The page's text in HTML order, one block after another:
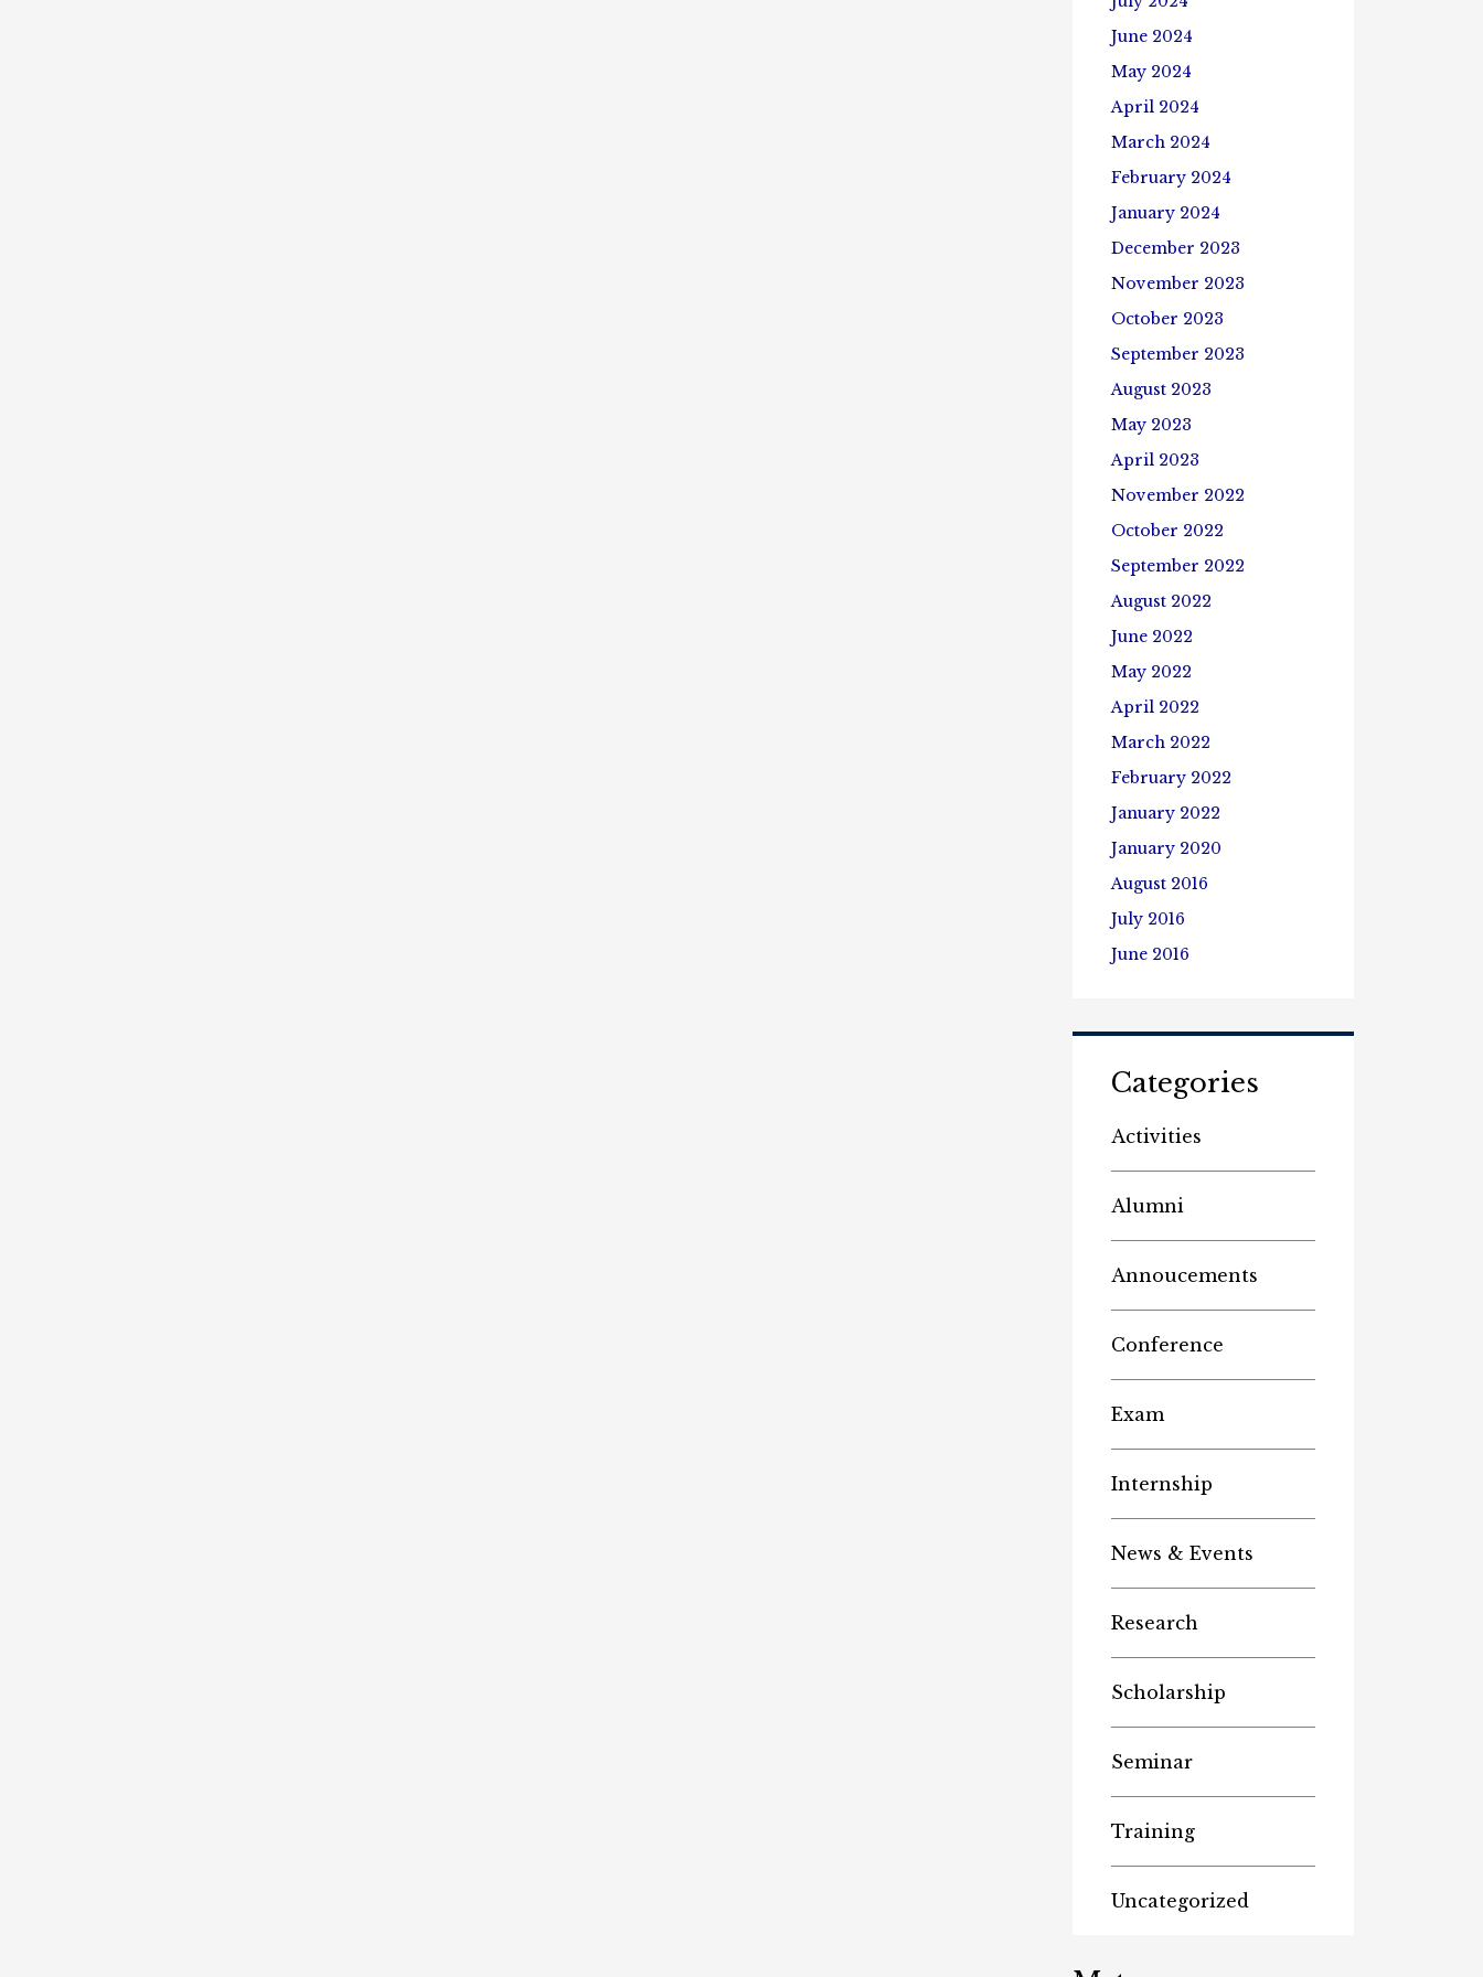
June 2024
May 2024
April 2024
March 2024
February 2024
January 2024
December 2023
November 2023
October 2023
September 2023
August 2023
May 2023
April 2023
November 2022
October 2022
September 2022
August 2022
June 2022
May 2022
April 2022
March 2022
February 2022
January 2022
January 2020
August 2016
July 2016
June 2016
Categories
Activities
Alumni
Annoucements
Conference
Exam
Internship
News & Events
Research
Scholarship
Seminar
Training
Uncategorized